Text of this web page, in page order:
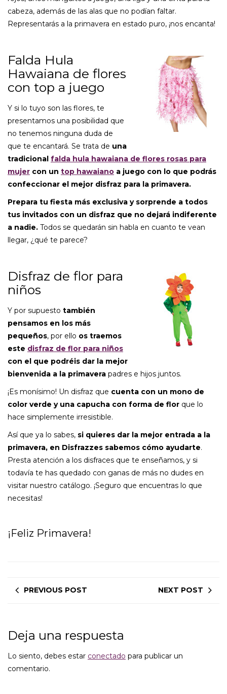
cabeza, además de las alas que no podían faltar.
Representarás a la primavera en estado puro, ¡nos encanta!
Falda Hula
Hawaiana de flores
con top a juego
Y si lo tuyo son las flores, te
presentamos una posibilidad que
no tenemos ninguna duda de
que te encantará. Se trata de una
tradicional falda hula hawaiana de flores rosas para
mujer con un top hawaiano a juego con lo que podrás
confeccionar el mejor disfraz para la primavera.
Prepara tu fiesta más exclusiva y sorprende a todos
tus invitados con un disfraz que no dejará indiferente
a nadie. Todos se quedarán sin habla en cuanto te vean
llegar, ¿qué te parece?
Disfraz de flor para
niños
Y por supuesto también
pensamos en los más
pequeños, por ello os traemos
este disfraz de flor para niños
con el que podréis dar la mejor
bienvenida a la primavera padres e hijos juntos.
¡Es monísimo! Un disfraz que cuenta con un mono de
color verde y una capucha con forma de flor que lo
hace simplemente irresistible.
Así que ya lo sabes, si quieres dar la mejor entrada a la
primavera, en Disfrazzes sabemos cómo ayudarte.
Presta atención a los disfraces que te enseñamos, y si
todavía te has quedado con ganas de más no dudes en
visitar nuestro catálogo. ¡Seguro que encuentras lo que
necesitas!
¡Feliz Primavera!
PREVIOUS POST NEXT POST
Deja una respuesta
Lo siento, debes estar conectado para publicar un
comentario.